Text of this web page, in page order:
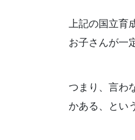
上記の国立育
お子さんが一
つまり、言わ
かある、とい